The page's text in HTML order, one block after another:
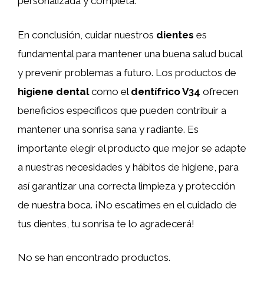
En conclusión, cuidar nuestros dientes es
fundamental para mantener una buena salud bucal
y prevenir problemas a futuro. Los productos de
higiene dentalcomo el dentífrico V34 ofrecen
beneficios específicos que pueden contribuir a
mantener una sonrisa sana y radiante. Es
importante elegir el producto que mejor se adapte
a nuestras necesidades y hábitos de higiene, para
así garantizar una correcta limpieza y protección
de nuestra boca. ¡No escatimes en el cuidado de
tus dientes, tu sonrisa te lo agradecerá!
No se han encontrado productos.